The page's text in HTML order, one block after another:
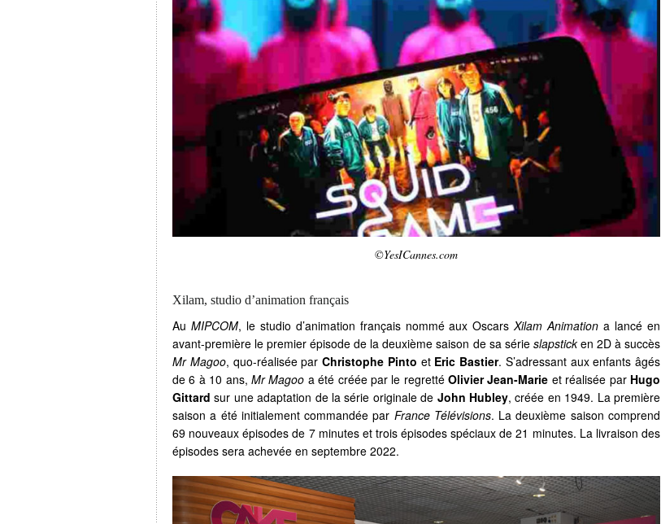
©YesICannes.com
Xilam, studio d’animation français
Au MIPCOM, le studio d’animation français nommé aux OscarsXilam Animation a lancé en
avant-première le premier épisode de la deuxième saison de sa série slapsticken 2D à succès
Mr Magoo, quo-réalisée par Christophe Pinto et Eric Bastier. S’adressant aux enfants âgés
de 6 à 10 ans, Mr Magoo a été créée par le regrettéOlivier Jean-Marie et réalisée par Hugo
Gittard sur une adaptation de la série originale de John Hubley, créée en 1949. La première
saison a été initialement commandée par France Télévisions. La deuxième saison comprend
69 nouveaux épisodes de 7 minutes et trois épisodes spéciaux de 21 minutes. La livraison des
épisodes sera achevée en septembre 2022.